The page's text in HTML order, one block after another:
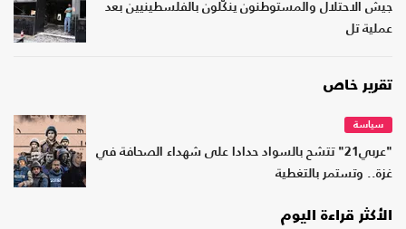
جيش الاحتلال والمستوطنون ينكّلون بالفلسطينيين بعد
عملية تل
تقرير خاص
سياسة
"عربي21" تتشح بالسواد حدادا على شهداء الصحافة في
غزة.. وتستمر بالتغطية
الأكثر قراءة اليوم